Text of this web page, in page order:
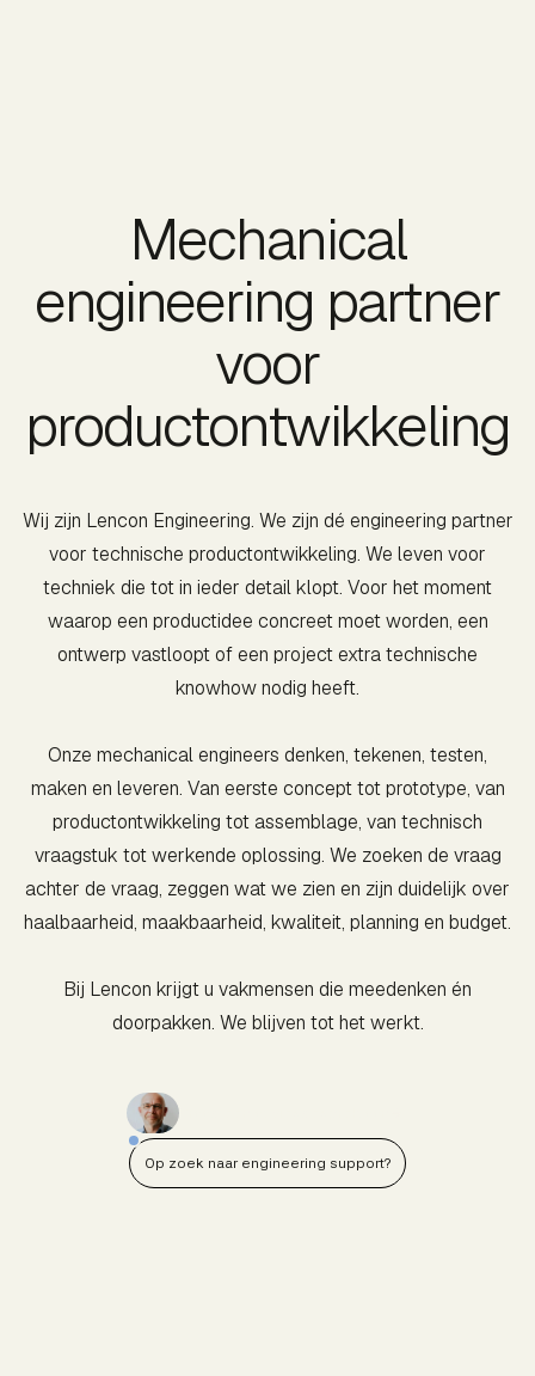
Mechanical
engineering partner
voor
productontwikkeling
Wij zijn Lencon Engineering. We zijn dé engineering partner
voor technische productontwikkeling. We leven voor
techniek die tot in ieder detail klopt. Voor het moment
waarop een productidee concreet moet worden, een
ontwerp vastloopt of een project extra technische
knowhow nodig heeft.
Onze mechanical engineers denken, tekenen, testen,
maken en leveren. Van eerste concept tot prototype, van
productontwikkeling tot assemblage, van technisch
vraagstuk tot werkende oplossing. We zoeken de vraag
achter de vraag, zeggen wat we zien en zijn duidelijk over
haalbaarheid, maakbaarheid, kwaliteit, planning en budget.
Bij Lencon krijgt u vakmensen die meedenken én
doorpakken. We blijven tot het werkt.
Op zoek naar engineering support?